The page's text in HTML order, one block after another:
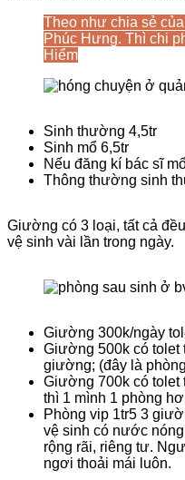
Theo như chia sẻ
Phúc Hưng. Thì chi
Hiểm
Sinh thường 4,5tr
Sinh mổ 6,5tr
Nếu đăng kí bác sĩ
Thông thường sinh
Giường có 3 loại, tất cả
vệ sinh vài lần trong ngày.
Giường 300k/ngày
Giường 500k có tolet
giường; (đây là
Giường 700k có tolet
thì 1 mình 1 phòng
Phòng vip 1tr5 3
vệ sinh có nước
rộng rãi, riêng tư.
ngơi thoải mái luôn.